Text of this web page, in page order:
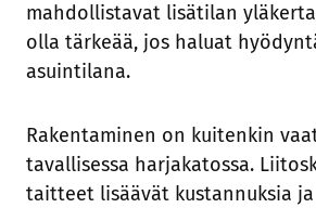
mahdollistavat lisätilan
olla tärkeää, jos haluat
asuintilana.
Rakentaminen on kuitenkin
tavallisessa harjakatossa.
taitteet lisäävät kustannuksia